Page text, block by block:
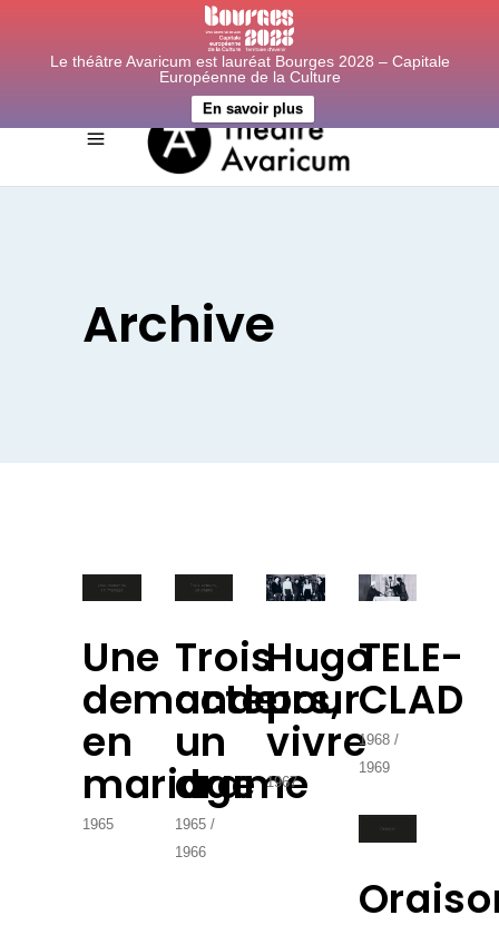
Le théâtre Avaricum est lauréat Bourges 2028 – Capitale
Européenne de la Culture
En savoir plus
Archive
Une
demande
en
mariage
1965
Trois
acteurs,
un
drame
1965
1966
Hugo
pour
vivre
1967
TELE-
CLAD
1968
1969